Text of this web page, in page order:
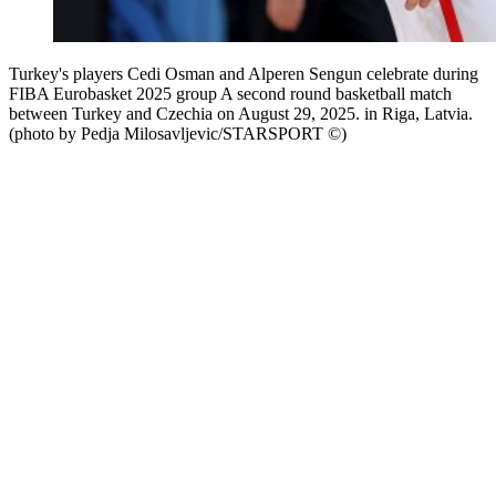
Turkey's players Cedi Osman and Alperen Sengun celebrate during
FIBA Eurobasket 2025 group A second round basketball match
between Turkey and Czechia on August 29, 2025. in Riga, Latvia.
(photo by Pedja Milosavljevic/STARSPORT ©)